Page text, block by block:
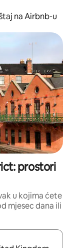
na Airbnb-u
prostori
u kojima ćete
mjesec dana ili